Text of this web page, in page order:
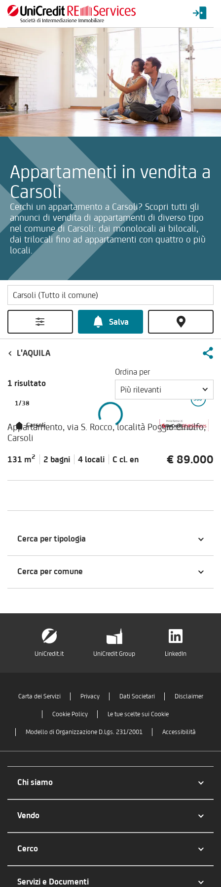
Appartamenti in vendita a
Carsoli
Cerchi un appartamento a Carsoli? Scopri tutti gli
annunci di vendita di appartamenti di diverso tipo
nel comune di Carsoli: dai monolocali ai bilocali,
dai trilocali fino ad appartamenti con quattro o più
locali.
La ricerca verrà inviata automaticamente alla selezione delle
Salva
L'AQUILA
1 risultato
Ordina per
Più rilevanti
Carsoli
1/38
Appartamento, via S. Rocco, località Poggio Cinolfo,
Carsoli
131 m2 2 bagni 4 locali C cl. en € 89.000
Cerca per tipologia
Cerca per comune
UniCredit.it UniCredit Group LinkedIn
Carta dei Servizi Privacy Dati Societari Disclaimer
Cookie Policy Le tue scelte sui Cookie
Modello di Organizzazione D.Lgs. 231/2001 Accessibilità
Chi siamo
Vendo
Cerco
Servizi e Documenti